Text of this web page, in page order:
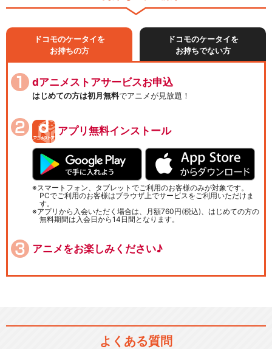
ドコモのケータイを
お持ちの方
ドコモのケータイを
お持ちでない方
dアニメストアサービスお申込
はじめての方は初月無料でアニメが見放題！
アプリ無料インストール
スマートフォン、タブレットでご利用のお客様のみが対象です。
PCでご利用のお客様はブラウザ上でサービスをご利用いただけま
す。
アプリから入会いただく場合は、月額760円(税込)、はじめての方の
無料期間は入会日から14日間となります。
アニメをお楽しみください♪
よくある質問